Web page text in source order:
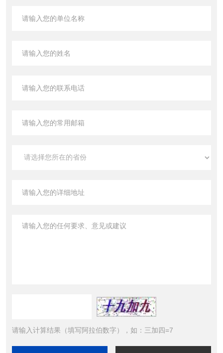
请输入计算结果（填写阿拉伯数字），如：三加四=7